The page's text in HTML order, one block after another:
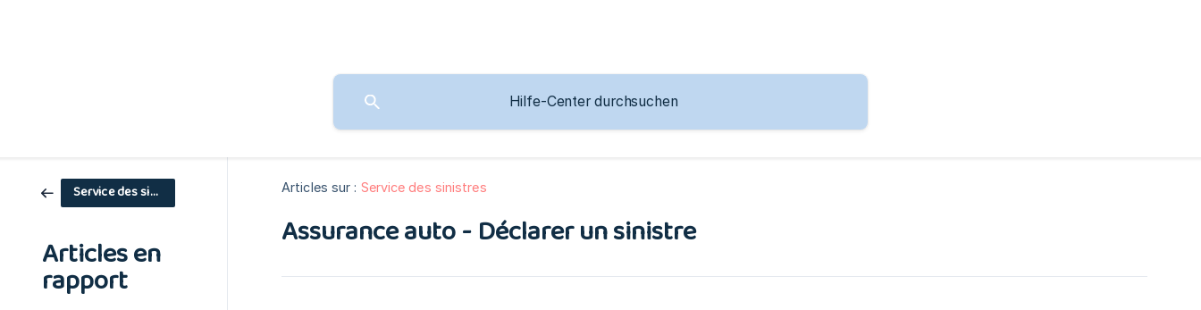
Service des sinistres
Articles en
rapport
Articles sur : Service des sinistres
Assurance auto - Déclarer un sinistre